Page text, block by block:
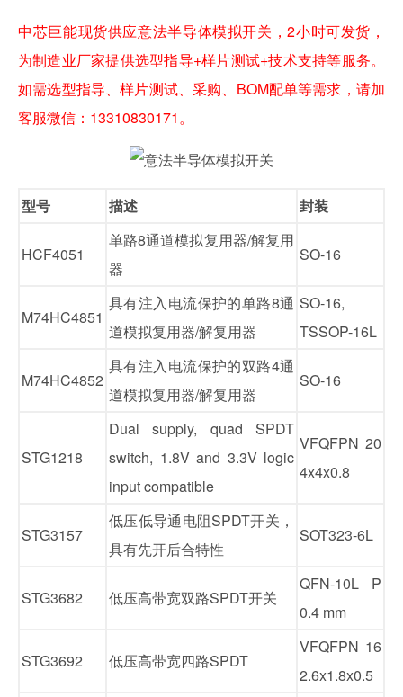
中芯巨能现货供应意法半导体模拟开关，2小时可发货，
为制造业厂家提供选型指导+样片测试+技术支持等服务。
如需选型指导、样片测试、采购、BOM配单等需求，请加
客服微信：13310830171。
型号 描述 封装
HCF4051
单路8通道模拟复用器/解复用
器
SO-16
M74HC4851
具有注入电流保护的单路8通
道模拟复用器/解复用器
SO-16,
TSSOP-16L
M74HC4852
具有注入电流保护的双路4通
道模拟复用器/解复用器
SO-16
STG1218
Dual supply, quad SPDT
switch, 1.8V and 3.3V logic
input compatible
VFQFPN 20
4x4x0.8
STG3157
低压低导通电阻SPDT开关，
具有先开后合特性
SOT323-6L
STG3682 低压高带宽双路SPDT开关
QFN-10L P
0.4 mm
STG3692 低压高带宽四路SPDT
VFQFPN 16
2.6x1.8x0.5